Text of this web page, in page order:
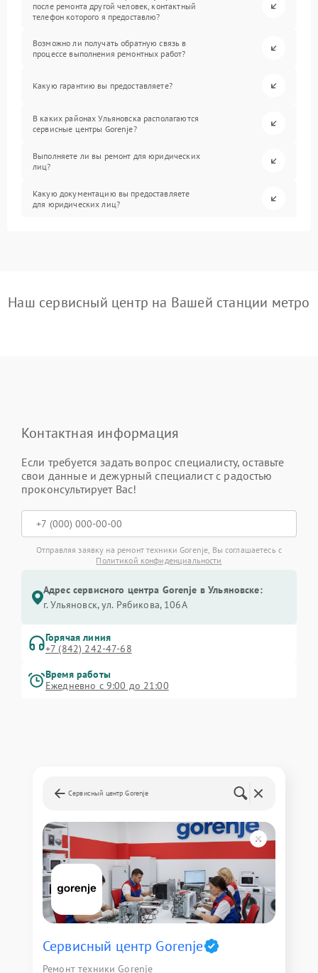
после ремонта другой человек, контактный
телефон которого я предоставлю?
Возможно ли получать обратную связь в
процессе выполнения ремонтных работ?
Какую гарантию вы предоставляете?
В каких районах Ульяновска располагаются
сервисные центры Gorenje?
Выполняете ли вы ремонт для юридических
лиц?
Какую документацию вы предоставляете
для юридических лиц?
Наш сервисный центр на Вашей станции метро
Контактная информация
Если требуется задать вопрос специалисту, оставьте
свои данные и дежурный специалист с радостью
проконсультирует Вас!
Отправляя заявку на ремонт техники Gorenje, Вы соглашаетесь с
Политикой конфиденциальности
Адрес сервисного центра Gorenje в Ульяновске:
г. Ульяновск, ул. Рябикова, 106А
Горячая линия
+7 (842) 242-47-68
Время работы
Ежедневно с 9:00 до 21:00
Сервисный центр Gorenje
Сервисный центр Gorenje
Ремонт техники Gorenje